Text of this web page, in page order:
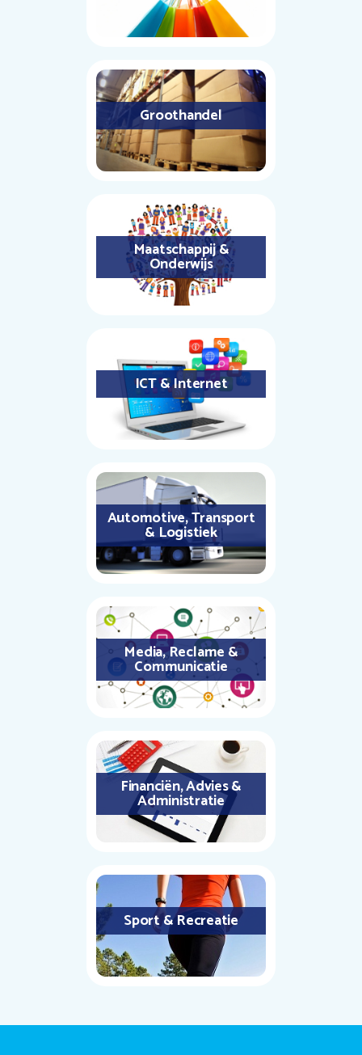
Groothandel
Maatschappij &
Onderwijs
ICT & Internet
Automotive, Transport
& Logistiek
Media, Reclame &
Communicatie
Financiën, Advies &
Administratie
Sport & Recreatie